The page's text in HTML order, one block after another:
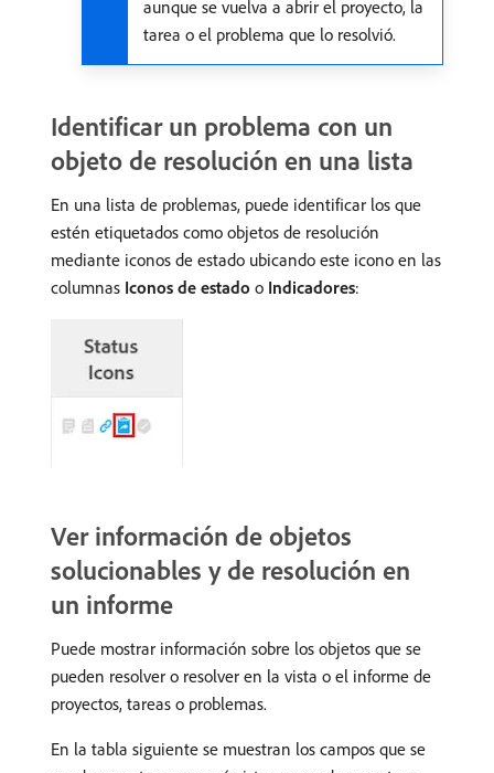
aunque se vuelva a abrir el proyecto, la
tarea o el problema que lo resolvió.
Identificar un problema con un
objeto de resolución en una lista
En una lista de problemas, puede identificar los que
estén etiquetados como objetos de resolución
mediante iconos de estado ubicando este icono en las
columnas Iconos de estado o Indicadores:
Ver información de objetos
solucionables y de resolución en
un informe
Puede mostrar información sobre los objetos que se
pueden resolver o resolver en la vista o el informe de
proyectos, tareas o problemas.
En la tabla siguiente se muestran los campos que se